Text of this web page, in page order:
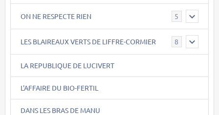
ON NE RESPECTE RIEN 5
LES BLAIREAUX VERTS DE LIFFRE-CORMIER 8
LA REPUBLIQUE DE LUCIVERT
L'AFFAIRE DU BIO-FERTIL
DANS LES BRAS DE MANU